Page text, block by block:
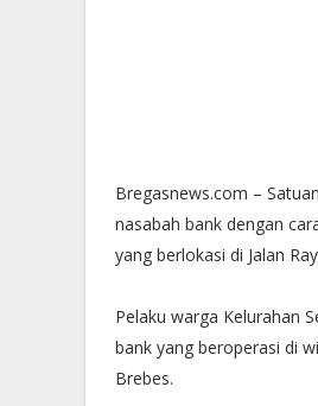
Bregasnews.com –
nasabah bank dengan
yang berlokasi di Jalan
Pelaku warga Kelurahan
bank yang beroperasi di
Brebes.